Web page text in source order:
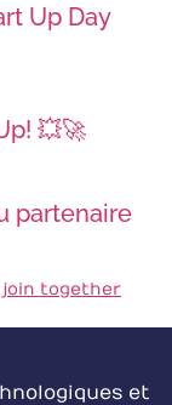
Up Day
💥🚀
partenaire
et